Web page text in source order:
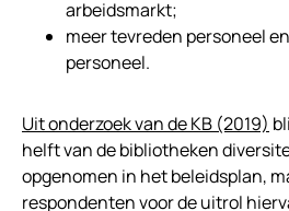
arbeidsmarkt;
meer tevreden personeel
personeel.
Uit onderzoek van de KB (2019)
helft van de bibliotheken
opgenomen in het beleidsplan,
respondenten voor de uitrol